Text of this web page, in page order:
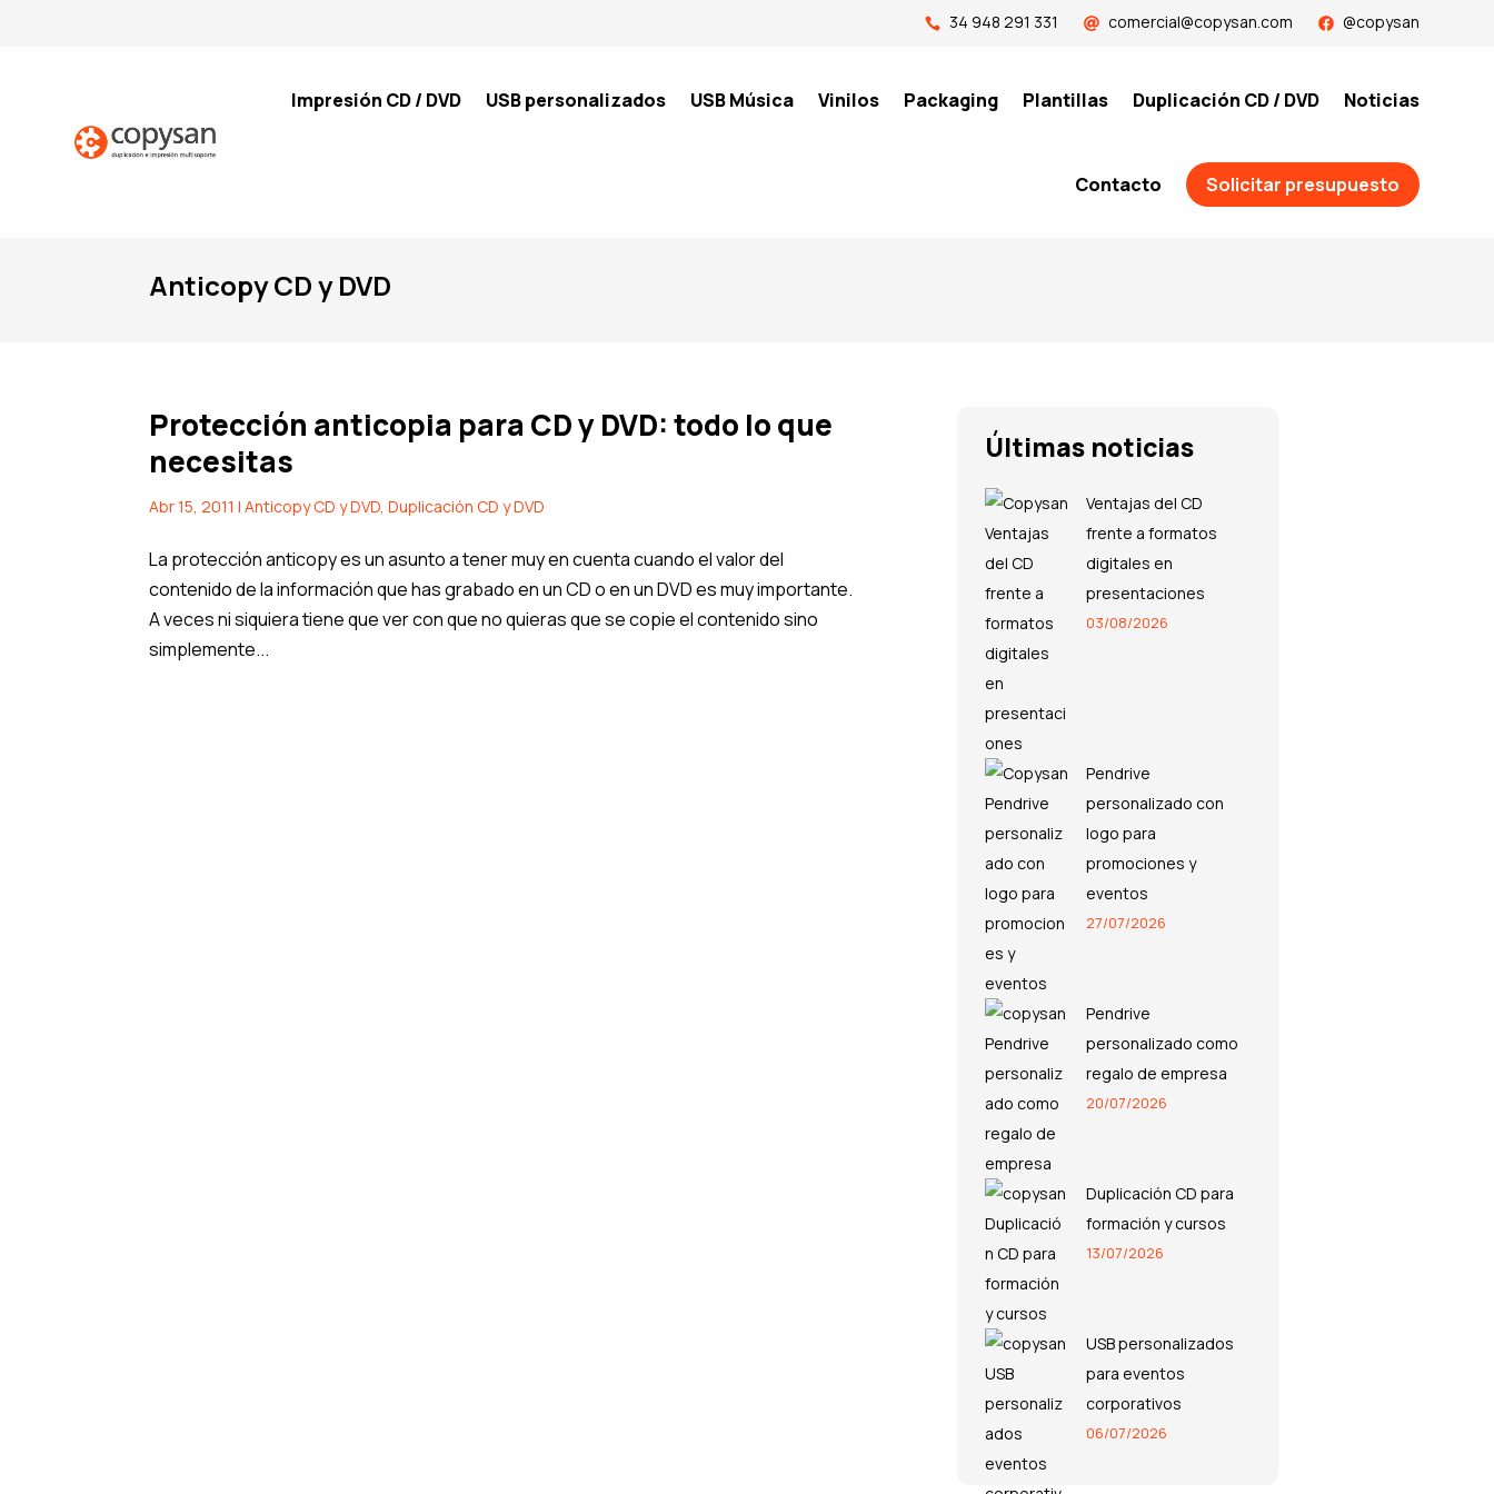
34 948 291 331 comercial@copysan.com @copysan
Impresión CD / DVD USB personalizados USB Música Vinilos Packaging Plantillas Duplicación CD / DVD Noticias
Contacto Solicitar presupuesto
Anticopy CD y DVD
Protección anticopia para CD y DVD: todo lo que
necesitas
Abr 15, 2011 |Anticopy CD y DVD,Duplicación CD y DVD
La protección anticopy es un asunto a tener muy en cuenta cuando el valor del
contenido de la información que has grabado en un CD o en un DVD es muy importante.
A veces ni siquiera tiene que ver con que no quieras que se copie el contenido sino
simplemente...
Últimas noticias
Ventajas del CD
frente a formatos
digitales en
presentaciones
03/08/2026
Pendrive
personalizado con
logo para
promociones y
eventos
27/07/2026
Pendrive
personalizado como
regalo de empresa
20/07/2026
Duplicación CD para
formación y cursos
13/07/2026
USB personalizados
para eventos
corporativos
06/07/2026